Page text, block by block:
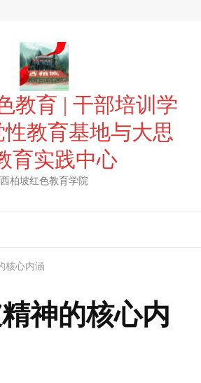
教育 | 干部培训学
性教育基地与大思
育实践中心
西柏坡红色教育学院
核心内涵
神的核心内